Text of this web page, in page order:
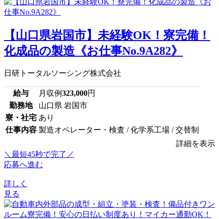
【山口県岩国市】未経験OK！寮完備！
化成品の製造《お仕事No.9A282》
日研トータルソーシング株式会社
給与 月収例323,000円
勤務地
山口県 岩国市
寮・社宅 あり
仕事内容 製造オペレーター・検査 / 化学系工場 / 交替制
詳細を表示
＼最短45秒で完了／
応募へ進む
詳しく
見る